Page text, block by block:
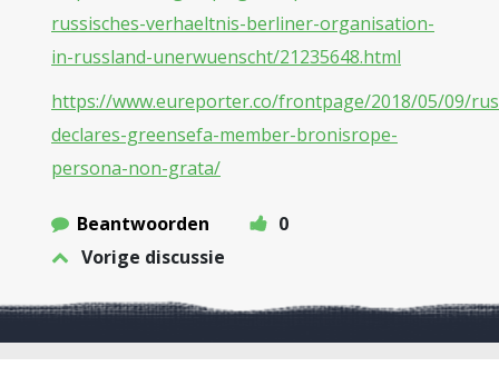
russisches-verhaeltnis-berliner-organisation-
in-russland-unerwuenscht/21235648.html
https://www.eureporter.co/frontpage/2018/05/09/
declares-greensefa-member-bronisrope-
persona-non-grata/
Beantwoorden
0
Vorige discussie